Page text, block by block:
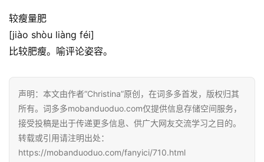
古
今
诗
常
用
贺
词
登录 注册
较瘦量肥
[jiào shòu liàng féi]
比较肥瘦。喻评论姿容。
声明：本文由作者“Christina”原创，在词多多首发，版权归其
所有。词多多mobanduoduo.com仅提供信息存储空间服务，
接受投稿是出于传递更多信息、供广大网友交流学习之目的。
转载或引用请注明出处：
https://mobanduoduo.com/fanyici/710.html